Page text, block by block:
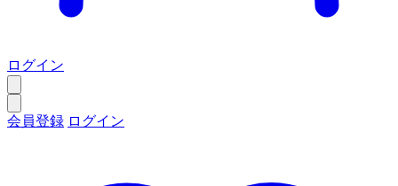
ログイン
会員登録 ログイン